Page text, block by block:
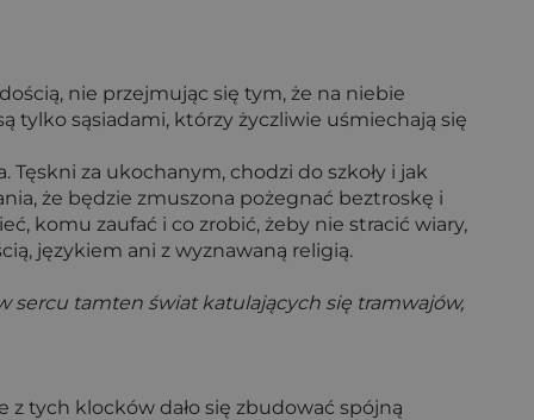
nie przejmując się tym, że na niebie
tylko sąsiadami, którzy życzliwie uśmiechają się
za ukochanym, chodzi do szkoły i jak
że będzie zmuszona pożegnać beztroskę i
komu zaufać i co zrobić, żeby nie stracić wiary,
językiem ani z wyznawaną religią.
sercu tamten świat katulających się tramwajów,
z tych klocków dało się zbudować spójną